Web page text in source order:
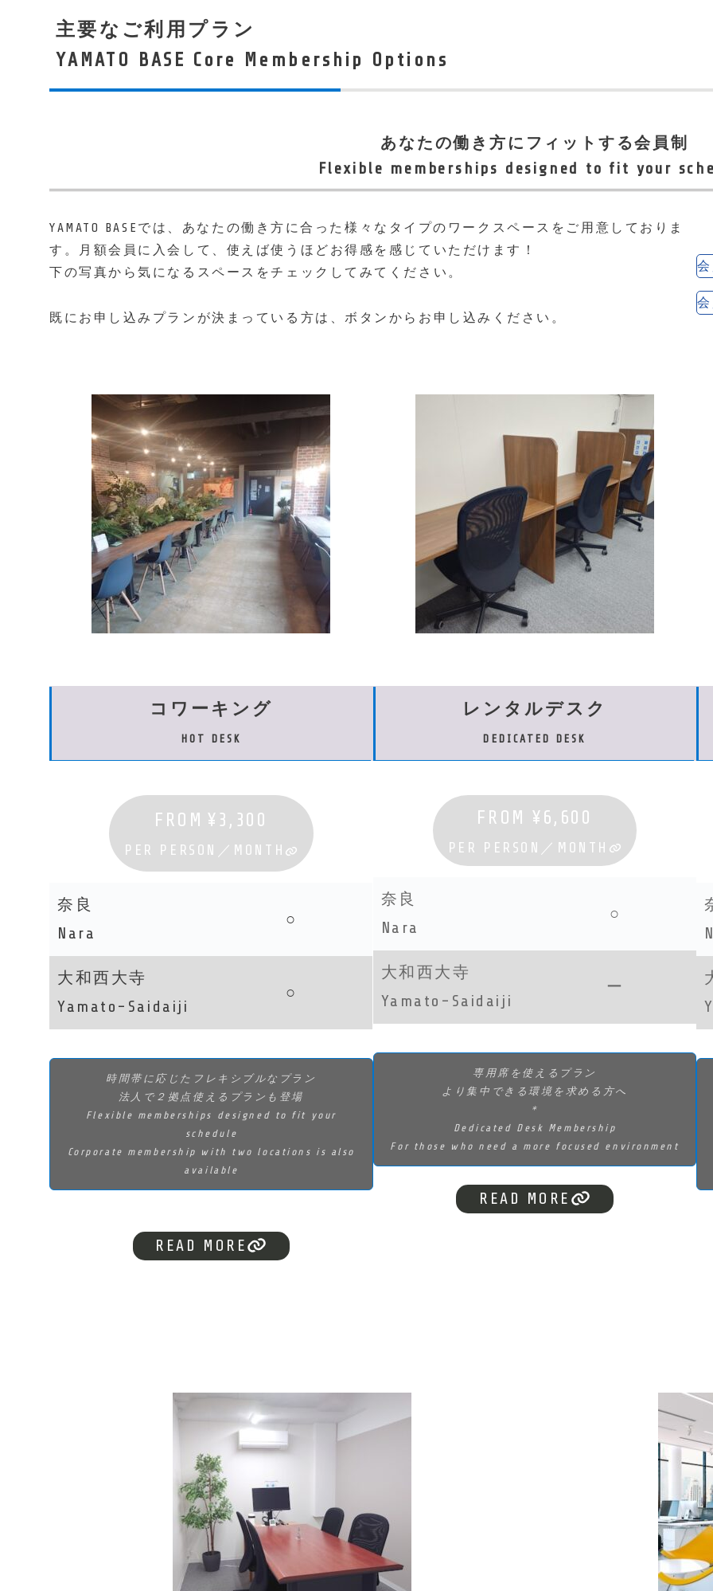
主要なご利用プラン
YAMATO BASE Core Membership Options
あなたの働き方にフィットする会員制
Flexible memberships designed to fit your
YAMATO BASEでは、あなたの働き方に合った様々なタイプのワークスペースをご用意しておりま
す。月額会員に入会して、使えば使うほどお得感を感じていただけます！
下の写真から気になるスペースをチェックしてみてください。
既にお申し込みプランが決まっている方は、ボタンからお申し込みください。
コワーキング
HOT DESK
FROM ¥3,300
PER PERSON／MONTH
奈良
Nara
○
大和西大寺
Yamato-Saidaiji
○
時間帯に応じたフレキシブルなプラン
法人で２拠点使えるプランも登場
Flexible memberships designed to fit your
schedule
Corporate membership with two locations is also
available
READ MORE
レンタルデスク
DEDICATED DESK
FROM ¥6,600
PER PERSON／MONTH
奈良
Nara
○
大和西大寺
Yamato-Saidaiji
ー
専用席を使えるプラン
より集中できる環境を求める方へ
＊
Dedicated Desk Membership
For those who need a more focused environment
READ MORE